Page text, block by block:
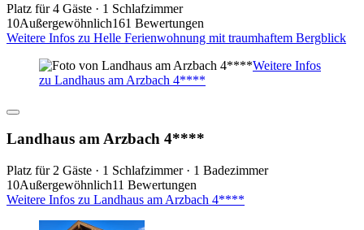
Platz für 4 Gäste · 1 Schlafzimmer
10Außergewöhnlich161 Bewertungen
Weitere Infos zu Helle Ferienwohnung mit traumhaftem Bergblick
Weitere Infos
zu Landhaus am Arzbach 4****
Landhaus am Arzbach 4****
Platz für 2 Gäste · 1 Schlafzimmer · 1 Badezimmer
10Außergewöhnlich11 Bewertungen
Weitere Infos zu Landhaus am Arzbach 4****